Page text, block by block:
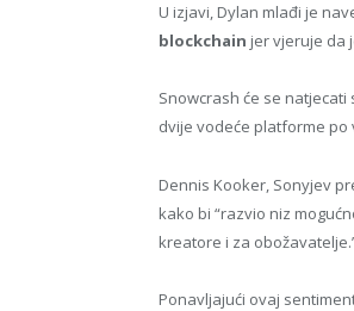
U izjavi, Dylan mlađi je
blockchain jer vjeruje da
Snowcrash će se natjecati
dvije vodeće platforme po
Dennis Kooker, Sonyjev
kako bi “razvio niz
kreatore i za
Ponavljajući ovaj